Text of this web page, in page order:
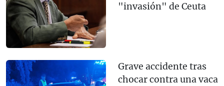
"invasión" de Ceuta
Grave accidente tras
chocar contra una vaca